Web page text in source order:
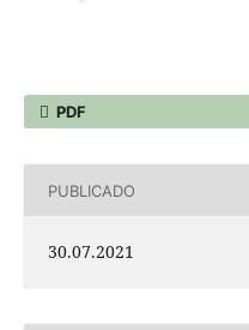
PDF
PUBLICADO
30.07.2021